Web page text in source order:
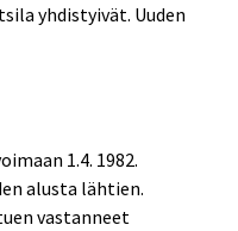
yhdistyivät. Uuden
1.4. 1982.
alusta lähtien.
vastanneet